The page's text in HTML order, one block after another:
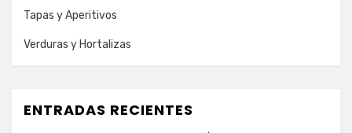
Tapas y Aperitivos
Verduras y Hortalizas
ENTRADAS RECIENTES